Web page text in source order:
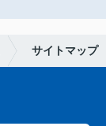
サイトマップ